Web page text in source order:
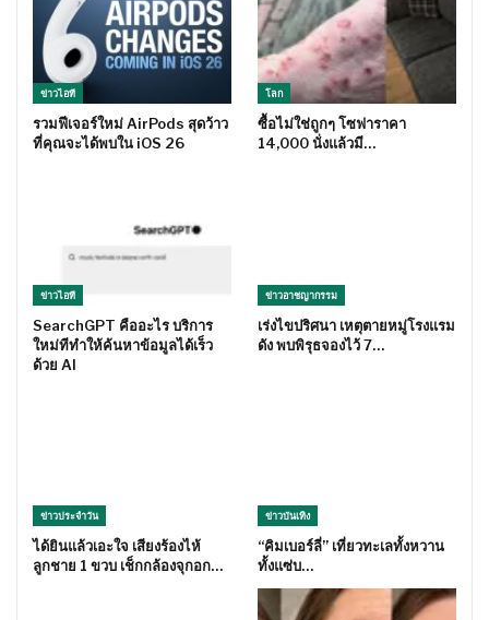
ข่าวไอที
รวมฟีเจอร์ใหม่ AirPods สุดว้าว
ที่คุณจะได้พบใน iOS 26
โลก
ซื้อไม่ใช่ถูกๆ โซฟาราคา
14,000 นั่งแล้วมี…
ข่าวไอที
SearchGPT คืออะไร บริการ
ใหม่ทีทำให้ค้นหาข้อมูลได้เร็ว
ด้วย AI
ข่าวอาชญากรรม
เร่งไขปริศนา เหตุตายหมู่โรงแรม
ดัง พบพิรุธจองไว้ 7…
ข่าวประจำวัน
ได้ยินแล้วเอะใจ เสียงร้องไห้
ลูกชาย 1 ขวบ เช็กกล้องจุกอก…
ข่าวบันเทิง
“คิมเบอร์ลี่” เที่ยวทะเลทั้งหวาน
ทั้งแซ่บ…